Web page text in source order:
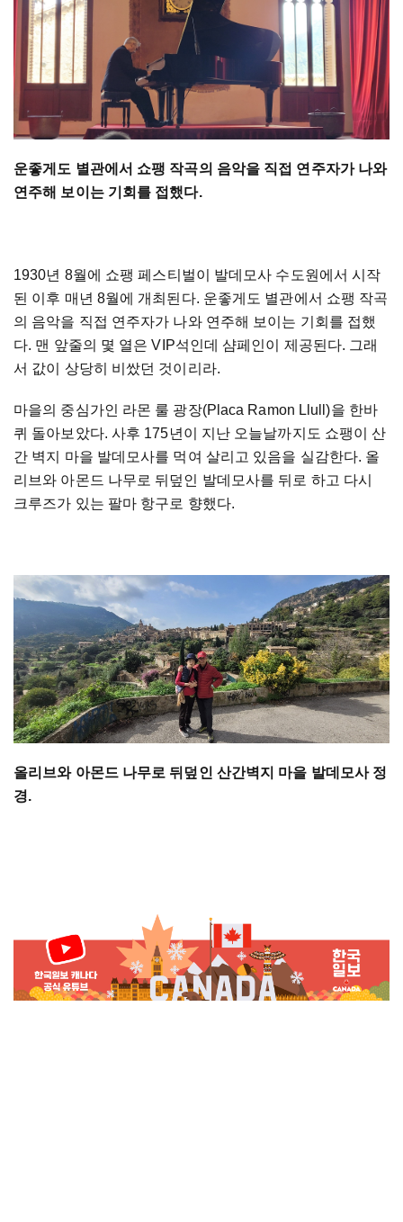
운좋게도 별관에서 쇼팽 작곡의 음악을 직접 연주자가 나와
연주해 보이는 기회를 접했다.
1930년 8월에 쇼팽 페스티벌이 발데모사 수도원에서 시작
된 이후 매년 8월에 개최된다. 운좋게도 별관에서 쇼팽 작곡
의 음악을 직접 연주자가 나와 연주해 보이는 기회를 접했
다. 맨 앞줄의 몇 열은 VIP석인데 샴페인이 제공된다. 그래
서 값이 상당히 비쌌던 것이리라.
마을의 중심가인 라몬 룰 광장(Placa Ramon Llull)을 한바
퀴 돌아보았다. 사후 175년이 지난 오늘날까지도 쇼팽이 산
간 벽지 마을 발데모사를 먹여 살리고 있음을 실감한다. 올
리브와 아몬드 나무로 뒤덮인 발데모사를 뒤로 하고 다시
크루즈가 있는 팔마 항구로 향했다.
올리브와 아몬드 나무로 뒤덮인 산간벽지 마을 발데모사 정
경.